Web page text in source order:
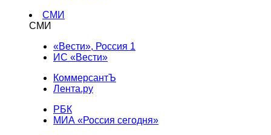
СМИ
СМИ
«Вести», Россия 1
ИС «Вести»
КоммерсантЪ
Лента.ру
РБК
МИА «Россия сегодня»